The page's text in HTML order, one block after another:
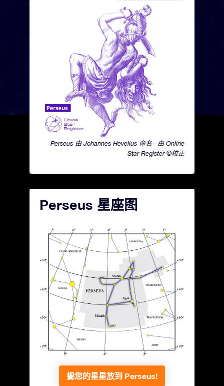
Perseus 由 Johannes Hevelius 命名– 由 Online
Star Register ©校正
Perseus 星座图
把您的星星放到 Perseus!